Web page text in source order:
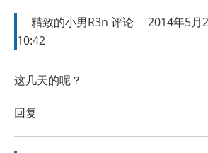
精致的小男R3n 评论
2014年5月
10:42
这几天的呢？
回复